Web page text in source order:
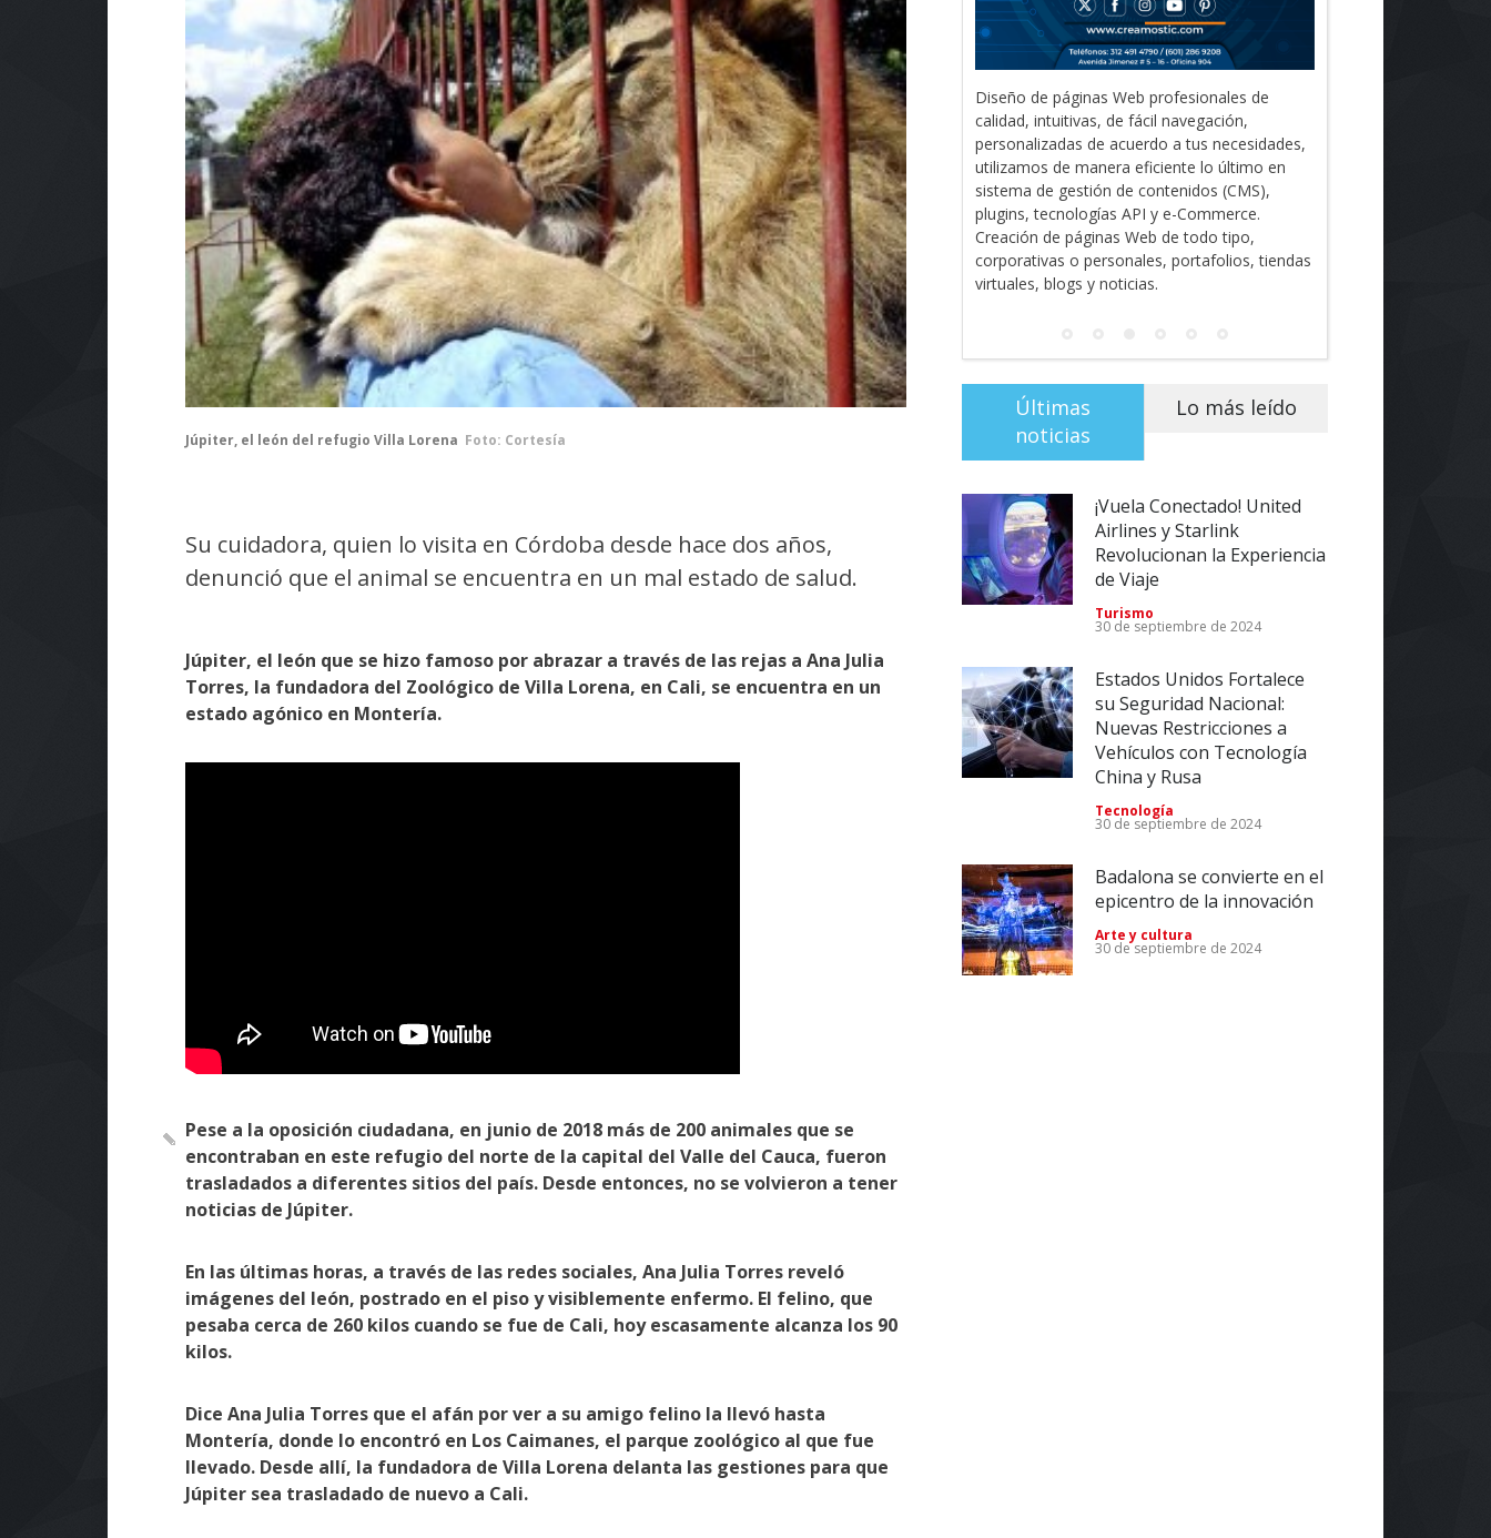
Júpiter, el león del refugio Villa Lorena Foto: Cortesía
Su cuidadora, quien lo visita en Córdoba desde hace dos años,
denunció que el animal se encuentra en un mal estado de salud.
Júpiter, el león que se hizo famoso por abrazar a través de las rejas a Ana Julia
Torres, la fundadora del Zoológico de Villa Lorena, en Cali, se encuentra en un
estado agónico en Montería.
Pese a la oposición ciudadana, en junio de 2018 más de 200 animales que se
encontraban en este refugio del norte de la capital del Valle del Cauca, fueron
trasladados a diferentes sitios del país. Desde entonces, no se volvieron a tener
noticias de Júpiter.
En las últimas horas, a través de las redes sociales, Ana Julia Torres reveló
imágenes del león, postrado en el piso y visiblemente enfermo. El felino, que
pesaba cerca de 260 kilos cuando se fue de Cali, hoy escasamente alcanza los 90
kilos.
Dice Ana Julia Torres que el afán por ver a su amigo felino la llevó hasta
Montería, donde lo encontró en Los Caimanes, el parque zoológico al que fue
llevado. Desde allí, la fundadora de Villa Lorena delanta las gestiones para que
Júpiter sea trasladado de nuevo a Cali.
Nuestros diseños están pensados para
adaptarse y satisfacer las necesidades de
nuestros clientes de forma original, cómoda y
versátil, garantizando estándares de excelente
calidad.
¡Vuela Conectado! United
Revolucionan la Experiencia
Turismo
30 de septiembre de 2024
Estados Unidos Fortalece
su Seguridad Nacional:
Nuevas Restricciones a
China y Rusa
Tecnología
30 de septiembre de 2024
Badalona se convierte en el
epicentro de la innovación
Impulsa tu Negocio con
Tecnología: El Centro de